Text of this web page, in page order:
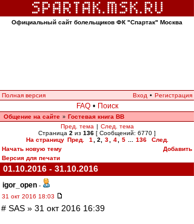
Официальный сайт болельщиков ФК "Спартак" Москва
Полная версия Вход • Регистрация
FAQ • Поиск
Общение на сайте » Гостевая книга ВВ
Пред. тема | След. тема
Страница 2 из 136 [ Сообщений: 6770 ]
На страницу Пред. 1 2 3 4 5 136
След.
Начать новую тему
Добавить
Версия для печати
01.10.2016 - 31.10.2016
igor_open -
31 окт 2016 18:03
# SAS » 31 окт 2016 16:39